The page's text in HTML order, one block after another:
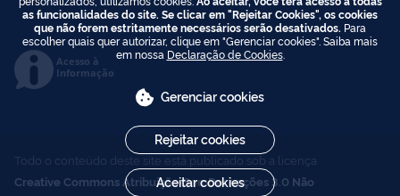
Acesso à
Informação
Todo o conteúdo deste site está publicado sob a licença
Creative Commons Atribuição-SemDerivações 3.0 Não
as funcionalidades do site. Se clicar em "Rejeitar Cookies", os cookies
que não forem estritamente necessários serão desativados. Para
escolher quais quer autorizar, clique em "Gerenciar cookies". Saiba mais
em nossa Declaração de Cookies.
Gerenciar cookies
Rejeitar cookies
Aceitar cookies